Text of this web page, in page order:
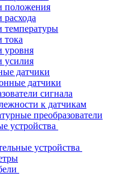
положения
расхода
температуры
тока
уровня
усилия
датчики
датчики
сигнала
к датчикам
преобразователи
устройства
устройства